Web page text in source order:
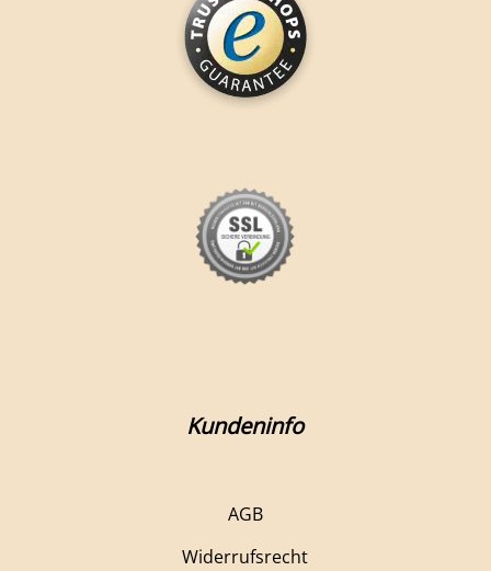
Kundeninfo
AGB
Widerrufsrecht